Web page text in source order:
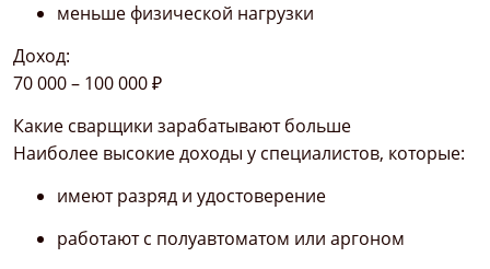
меньше физической нагрузки
Доход:
70 000 – 100 000 ₽
Какие сварщики зарабатывают больше
Наиболее высокие доходы у специалистов, которые:
имеют разряд и удостоверение
работают с полуавтоматом или аргоном